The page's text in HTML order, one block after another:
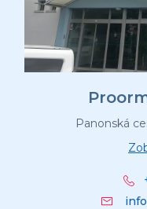
Panonská